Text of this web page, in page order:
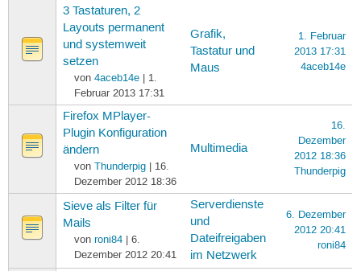
3 Tastaturen, 2
Layouts permanent
und systemweit
setzen
von 4aceb14e| 1.
Februar 2013 17:31
Grafik,
Tastatur und
Maus
1. Februar
2013 17:31
4aceb14e
Firefox MPlayer-
Plugin Konfiguration
ändern
von Thunderpig| 16.
Dezember 2012 18:36
Multimedia
16.
Dezember
2012 18:36
Thunderpig
Sieve als Filter für
Mails
von roni84| 6.
Dezember 2012 20:41
Serverdienste
und
Dateifreigaben
im Netzwerk
6. Dezember
2012 20:41
roni84